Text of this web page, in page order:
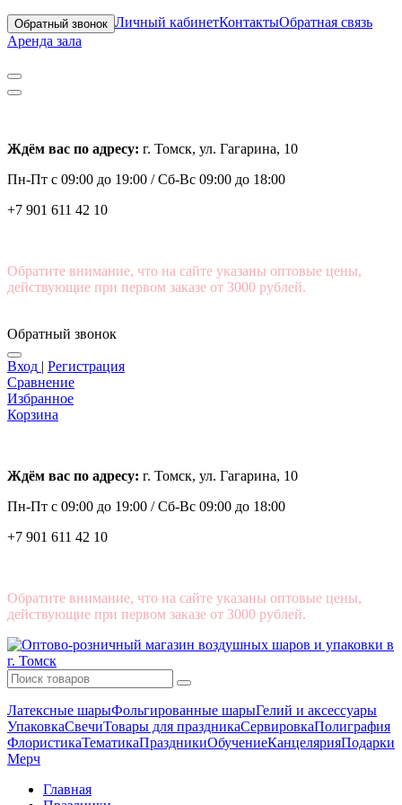
Обратный звонок Личный кабинетКонтактыОбратная связь
Аренда зала
Ждём вас по адресу: г. Томск, ул. Гагарина, 10
Пн-Пт с 09:00 до 19:00 /Сб-Вс 09:00 до 18:00
+7 901 611 42 10
Обратите внимание, что на сайте указаны оптовые цены,
действующие при первом заказе от 3000 рублей.
Обратный звонок
Вход | Регистрация
Сравнение
Избранное
Корзина
Ждём вас по адресу: г. Томск, ул. Гагарина, 10
Пн-Пт с 09:00 до 19:00 /Сб-Вс 09:00 до 18:00
+7 901 611 42 10
Обратите внимание, что на сайте указаны оптовые цены,
действующие при первом заказе от 3000 рублей.
Латексные шарыФольгированные шарыГелий и аксессуары
УпаковкаСвечиТовары для праздникаСервировкаПолиграфия
ФлористикаТематикаПраздникиОбучениеКанцелярияПодарки
Мерч
Главная